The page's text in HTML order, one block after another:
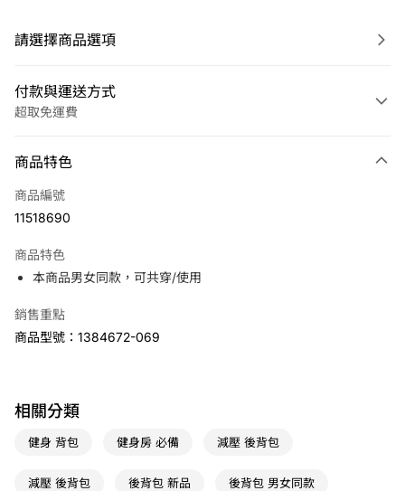
請選擇商品選項
付款與運送方式
超取免運費
信用卡一次付款
LINE Pay
悠遊付
運送方式
7-11取貨(快速到店)
宅配
商品特色
商品編號
11518690
商品特色
本商品男女同款，可共穿/使用
銷售重點
商品型號：1384672-069
相關分類
健身 背包 健身房 必備 減壓 後背包
減壓 後背包 後背包 新品 後背包 男女同款